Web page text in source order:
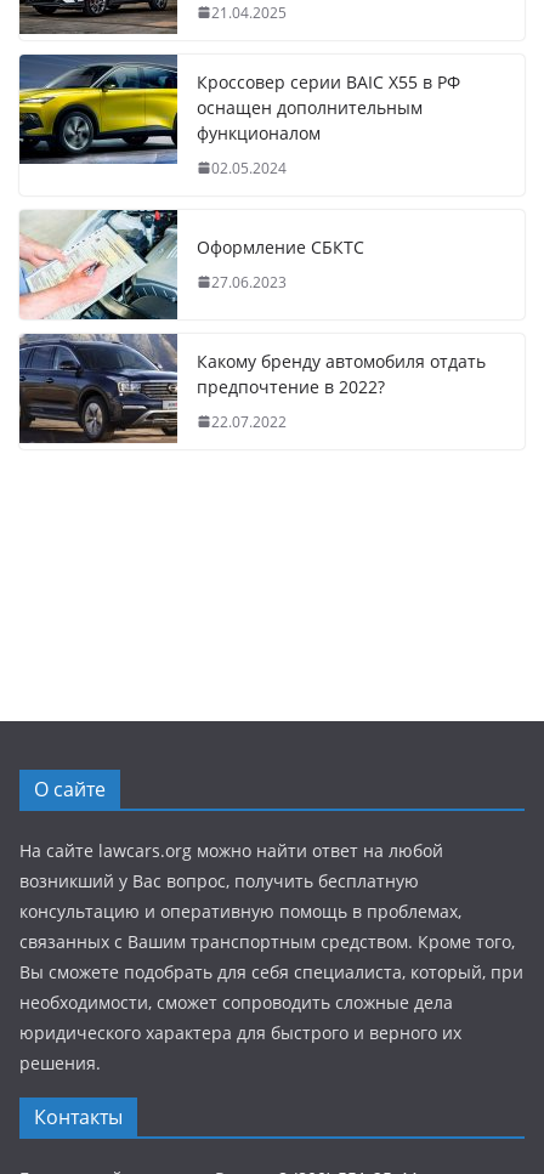
21.04.2025
Кроссовер серии BAIC X55 в РФ
оснащен дополнительным
функционалом
02.05.2024
Оформление СБКТС
27.06.2023
Какому бренду автомобиля отдать
предпочтение в 2022?
22.07.2022
О сайте
На сайте lawcars.org можно найти ответ на любой
возникший у Вас вопрос, получить бесплатную
консультацию и оперативную помощь в проблемах,
связанных с Вашим транспортным средством. Кроме того,
Вы сможете подобрать для себя специалиста, который, при
необходимости, сможет сопроводить сложные дела
юридического характера для быстрого и верного их
решения.
Контакты